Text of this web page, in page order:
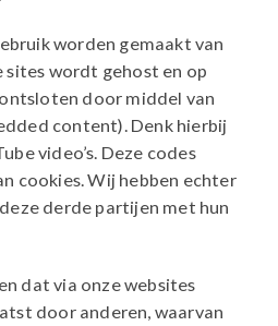
worden gemaakt van
wordt gehost en op
door middel van
content). Denk hierbij
video’s. Deze codes
cookies. Wij hebben echter
derde partijen met hun
dat via onze websites
door anderen, waarvan